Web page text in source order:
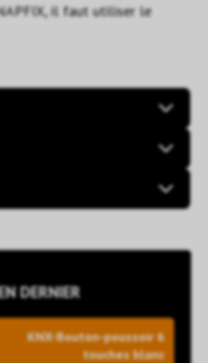
il faut utiliser le
DERNIER
KNX-Bouton-poussoir 6
touches blanc